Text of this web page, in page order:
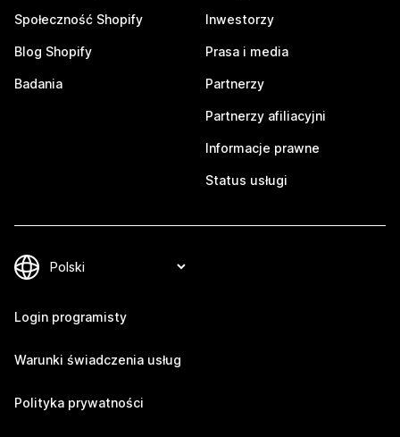
Społeczność Shopify
Blog Shopify
Badania
Inwestorzy
Prasa i media
Partnerzy
Partnerzy afiliacyjni
Informacje prawne
Status usługi
Login programisty
Warunki świadczenia usług
Polityka prywatności